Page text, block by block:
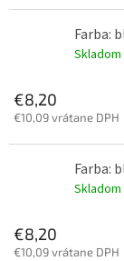
Farba:
Skladom
€8,20
€10,09 vrátane DPH
Farba:
Skladom
€8,20
€10,09 vrátane DPH